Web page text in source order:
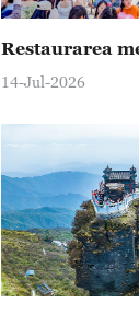
Restaurarea
14-Jul-2026